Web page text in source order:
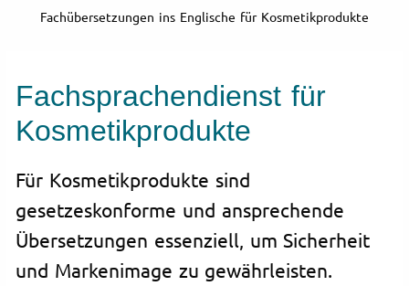
Fachübersetzungen ins Englische für Kosmetikprodukte
Fachsprachendienst für
Kosmetikprodukte
Für Kosmetikprodukte sind
gesetzeskonforme und ansprechende
Übersetzungen essenziell, um Sicherheit
und Markenimage zu gewährleisten.